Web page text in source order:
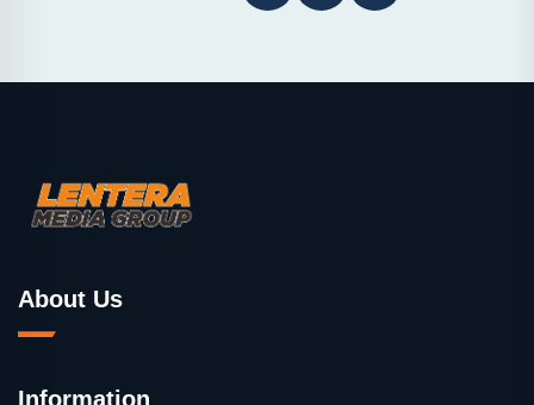
About Us
Information